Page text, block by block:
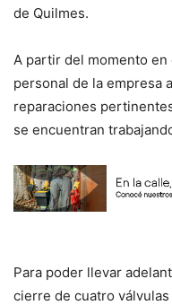
de Quilmes.
A partir del momento
personal de la empresa
reparaciones
se encuentran
Para poder llevar
cierre de cuatro